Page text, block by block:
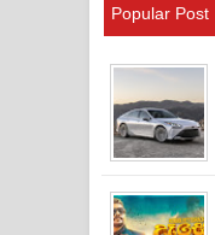
Popular Post